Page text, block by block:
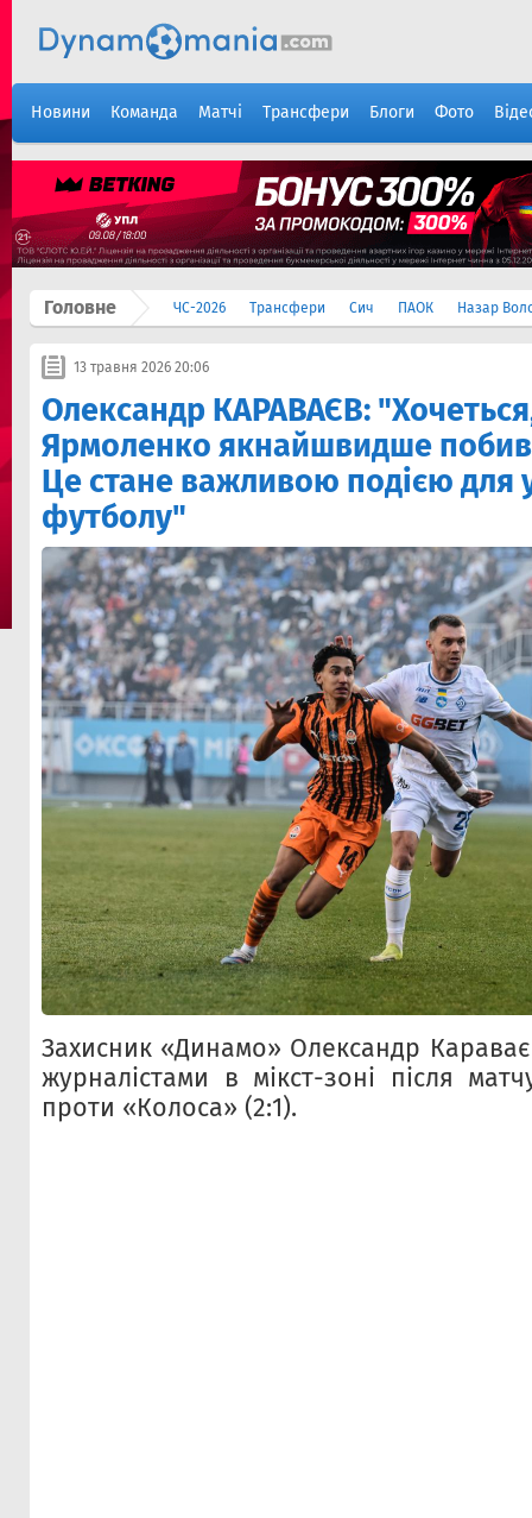
Новини Команда Матчі Трансфери Блоги Фото
Головне ЧС-2026 Трансфери Сич ПАОК Назар
13 травня 2026 20:06
Олександр КАРАВАЄВ:
Ярмоленко якнайшвидше
Це стане важливою подією для
футболу"
Захисник «Динамо» Олександр
журналістами в мікст-зоні після
проти «Колоса» (2:1).